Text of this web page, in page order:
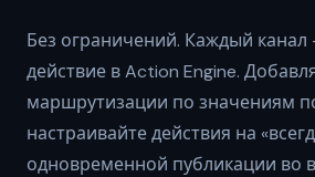
Без ограничений. Каждый
действие в Action Engine.
маршрутизации по значениям
настраивайте действия на
одновременной публикации во